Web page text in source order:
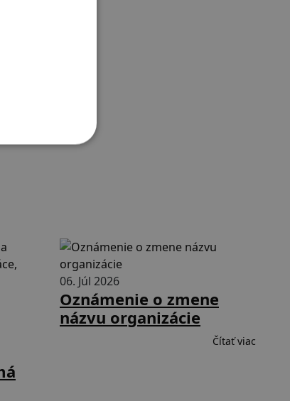
06. Júl 2026
Oznámenie o zmene
názvu organizácie
Čítať viac